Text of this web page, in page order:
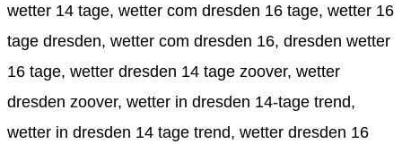
wetter 14 tage, wetter com dresden 16 tage, wetter 16
tage dresden, wetter com dresden 16, dresden wetter
16 tage, wetter dresden 14 tage zoover, wetter
dresden zoover, wetter in dresden 14-tage trend,
wetter in dresden 14 tage trend, wetter dresden 16